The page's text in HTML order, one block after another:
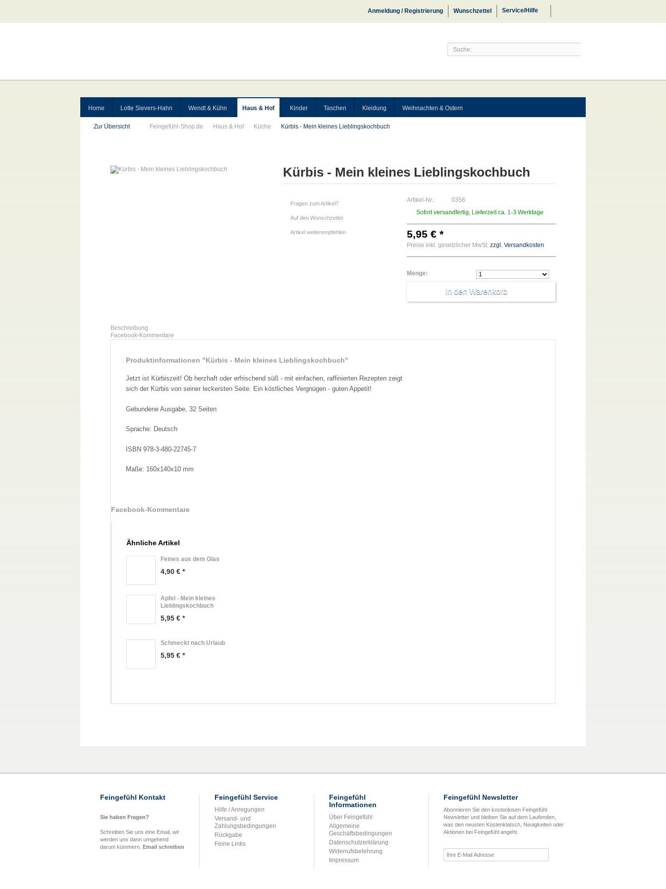
Anmeldung / Registrierung Wunschzettel Service/Hilfe
Home Lotte Sievers-Hahn Wendt & Kühn Haus & Hof Kinder Taschen Kleidung Weihnachten & Ostern
Zur Übersicht Feingefühl-Shop.de Haus & Hof Küche Kürbis - Mein kleines Lieblingskochbuch
Kürbis - Mein kleines Lieblingskochbuch
Fragen zum Artikel?
Auf den Wunschzettel
Artikel weiterempfehlen
Artikel-Nr.:
0356
Sofort versandfertig, Lieferzeit ca. 1-3 Werktage
5,95 € *
Preise inkl. gesetzlicher MwSt. zzgl. Versandkosten
Menge:
Beschreibung
Facebook-Kommentare
Produktinformationen "Kürbis - Mein kleines Lieblingskochbuch"
Jetzt ist Kürbiszeit! Ob herzhaft oder erfrischend süß - mit einfachen, raffinierten Rezepten zeigt
sich der Kürbis von seiner leckersten Seite. Ein köstliches Vergnügen - guten Appetit!
Gebundene Ausgabe, 32 Seiten
Sprache: Deutsch
ISBN 978-3-480-22745-7
Maße: 160x140x10 mm
Facebook-Kommentare
Ähnliche Artikel
Feines aus dem Glas
4,90 € *
Apfel - Mein kleines
Lieblingskochbuch
5,95 € *
Schmeckt nach Urlaub
5,95 € *
Feingefühl Kontakt
Sie haben Fragen?
Schreiben Sie uns eine Email, wir
werden uns dann umgehend
darum kümmern. Email schreiben
Feingefühl Service
Hilfe / Anregungen
Versand- und
Zahlungsbedingungen
Rückgabe
Feine Links
Feingefühl
Informationen
Über Feingefühl
Allgemeine
Geschäftsbedingungen
Datenschutzerklärung
Widerrufsbelehrung
Impressum
Feingefühl Newsletter
Abonnieren Sie den kostenlosen Feingefühl
Newsletter und bleiben Sie auf dem Laufenden,
was den neusten Küstenklatsch, Neuigkeiten oder
Aktionen bei Feingefühl angeht.